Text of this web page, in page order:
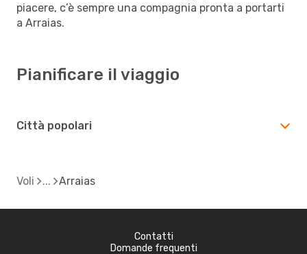
piacere, c’è sempre una compagnia pronta a portarti
a Arraias.
Pianificare il viaggio
Città popolari
Voli Arraias
Contatti
Domande frequenti